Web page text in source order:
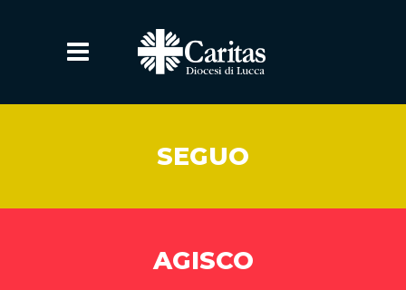
SEGUO
AGISCO